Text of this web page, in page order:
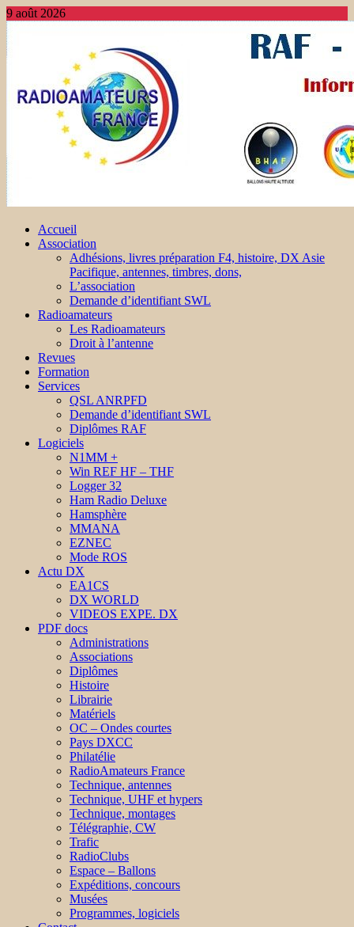
9 août 2026
Accueil
Association
Adhésions, livres préparation F4, histoire, DX Asie
Pacifique, antennes, timbres, dons,
L’association
Demande d’identifiant SWL
Radioamateurs
Les Radioamateurs
Droit à l’antenne
Revues
Formation
Services
QSL ANRPFD
Demande d’identifiant SWL
Diplômes RAF
Logiciels
N1MM +
Win REF HF – THF
Logger 32
Ham Radio Deluxe
Hamsphère
MMANA
EZNEC
Mode ROS
Actu DX
EA1CS
DX WORLD
VIDEOS EXPE. DX
PDF docs
Administrations
Associations
Diplômes
Histoire
Librairie
Matériels
OC – Ondes courtes
Pays DXCC
Philatélie
RadioAmateurs France
Technique, antennes
Technique, UHF et hypers
Technique, montages
Télégraphie, CW
Trafic
RadioClubs
Espace – Ballons
Expéditions, concours
Musées
Programmes, logiciels